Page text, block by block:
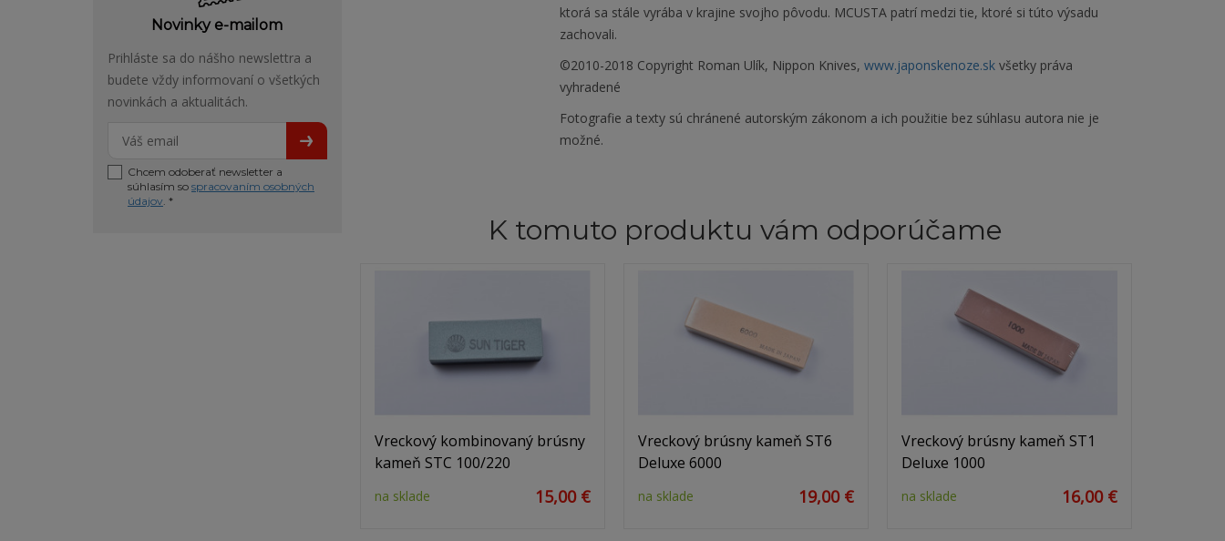
Novinky e-mailom
Prihláste sa do nášho newslettra a
budete vždy informovaní o všetkých
novinkách a aktualitách.
Chcem odoberať newsletter a
súhlasím so spracovaním osobných
údajov. *
ktorá sa stále vyrába v krajine svojho pôvodu. MCUSTA patrí medzi tie, ktoré si túto výsadu
zachovali.
©2010-2018 Copyright Roman Ulík, Nippon Knives, www.japonskenoze.skvšetky práva
vyhradené
Fotografie a texty sú chránené autorským zákonom a ich použitie bez súhlasu autora nie je
možné.
K tomuto produktu vám odporúčame
Vreckový kombinovaný brúsny
kameň STC 100/220
na sklade 15,00 €
Vreckový brúsny kameň ST6
Deluxe 6000
na sklade 19,00 €
Vreckový brúsny kameň ST1
Deluxe 1000
na sklade 16,00 €